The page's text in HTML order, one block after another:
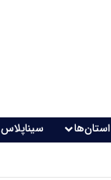
استان‌ها سیناپلاس